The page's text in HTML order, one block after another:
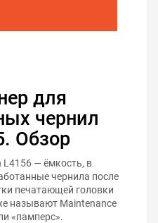
для
чернил
Обзор
L4156 — ёмкость, в
чернила после
печатающей головки
называют Maintenance
«памперс».